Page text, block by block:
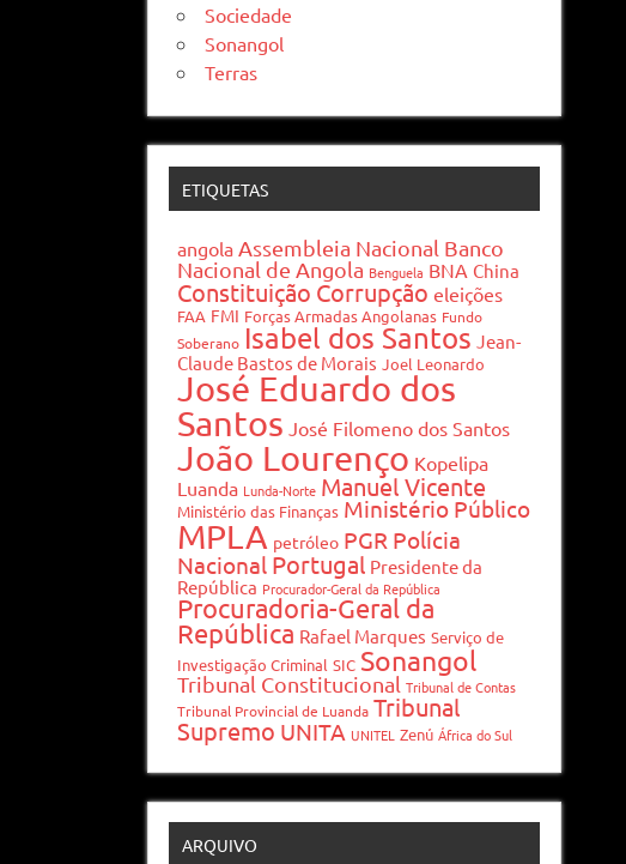
Sociedade
Sonangol
Terras
ETIQUETAS
angola Assembleia Nacional Banco
Nacional de Angola Benguela BNA China
Constituição Corrupção eleições
FAA FMI Forças Armadas Angolanas Fundo
Soberano Isabel dos Santos Jean-
Claude Bastos de Morais Joel Leonardo
José Eduardo dos
Santos José Filomeno dos Santos
João Lourenço Kopelipa
Luanda Lunda-Norte Manuel Vicente
Ministério das Finanças Ministério Público
MPLA petróleo PGR Polícia
Nacional Portugal Presidente da
República Procurador-Geral da República
Procuradoria-Geral da
República Rafael Marques Serviço de
Investigação Criminal SIC Sonangol
Tribunal Constitucional Tribunal de Contas
Tribunal Provincial de Luanda Tribunal
Supremo UNITA UNITEL Zenú África do Sul
ARQUIVO